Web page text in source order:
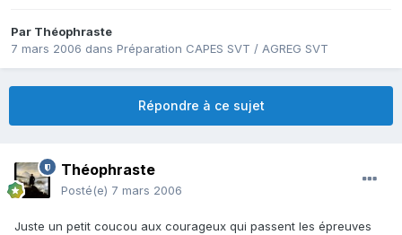
Par Théophraste
7 mars 2006 dans Préparation CAPES SVT / AGREG SVT
Répondre à ce sujet
Théophraste
Posté(e) 7 mars 2006
Juste un petit coucou aux courageux qui passent les épreuves